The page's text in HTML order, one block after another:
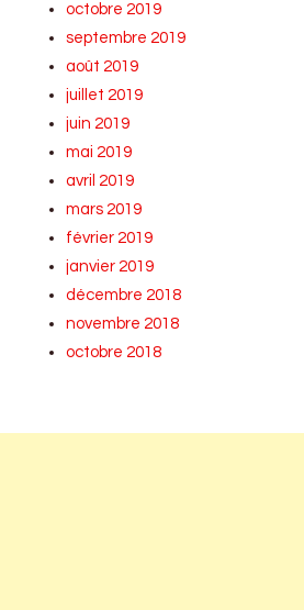
octobre 2019
septembre 2019
août 2019
juillet 2019
juin 2019
mai 2019
avril 2019
mars 2019
février 2019
janvier 2019
décembre 2018
novembre 2018
octobre 2018